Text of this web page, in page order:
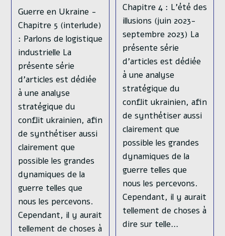
Guerre en Ukraine -
Chapitre 5 (interlude)
: Parlons de logistique
industrielle La
présente série
d’articles est dédiée
à une analyse
stratégique du
conflit ukrainien, afin
de synthétiser aussi
clairement que
possible les grandes
dynamiques de la
guerre telles que
nous les percevons.
Cependant, il y aurait
tellement de choses à
Chapitre 4 : L'été des
illusions (juin 2023-
septembre 2023) La
présente série
d’articles est dédiée
à une analyse
stratégique du
conflit ukrainien, afin
de synthétiser aussi
clairement que
possible les grandes
dynamiques de la
guerre telles que
nous les percevons.
Cependant, il y aurait
tellement de choses à
dire sur telle…